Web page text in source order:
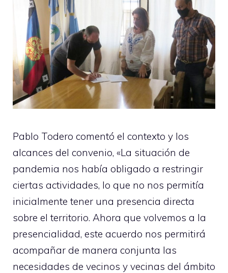
Pablo Todero comentó el contexto y los
alcances del convenio, «La situación de
pandemia nos había obligado a restringir
ciertas actividades, lo que no nos permitía
inicialmente tener una presencia directa
sobre el territorio. Ahora que volvemos a la
presencialidad, este acuerdo nos permitirá
acompañar de manera conjunta las
necesidades de vecinos y vecinas del ámbito